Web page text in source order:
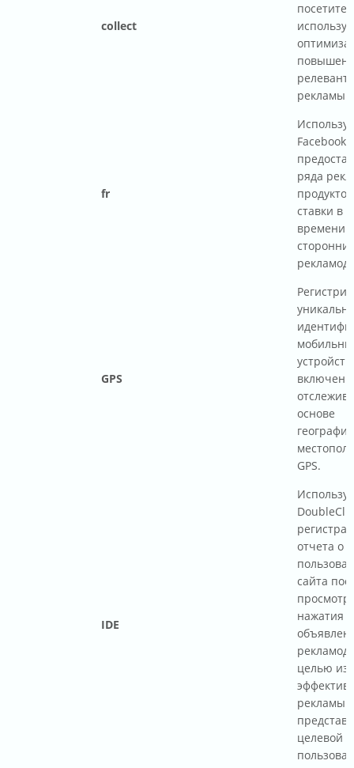
collect
рекламы
fr
Facebook
ряда
ставки в
времени
сторонних
GPS
основе
GPS.
IDE
отчета о
сайта
нажатия
целью
рекламы
целевой